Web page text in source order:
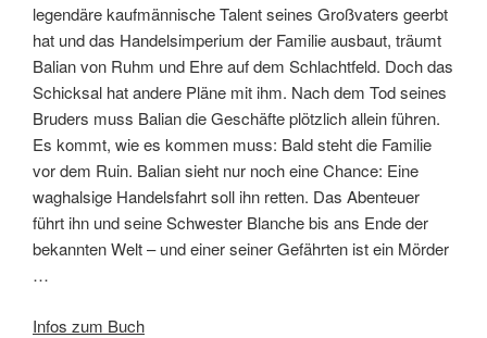
legendäre kaufmännische Talent seines Großvaters geerbt
hat und das Handelsimperium der Familie ausbaut, träumt
Balian von Ruhm und Ehre auf dem Schlachtfeld. Doch das
Schicksal hat andere Pläne mit ihm. Nach dem Tod seines
Bruders muss Balian die Geschäfte plötzlich allein führen.
Es kommt, wie es kommen muss: Bald steht die Familie
vor dem Ruin. Balian sieht nur noch eine Chance: Eine
waghalsige Handelsfahrt soll ihn retten. Das Abenteuer
führt ihn und seine Schwester Blanche bis ans Ende der
bekannten Welt – und einer seiner Gefährten ist ein Mörder
…
Infos zum Buch